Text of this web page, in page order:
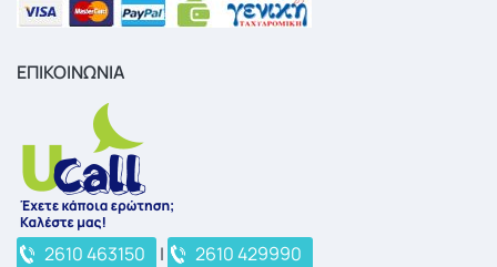
ΕΠΙΚΟΙΝΩΝΙΑ
2610 463150 |
2610 429990